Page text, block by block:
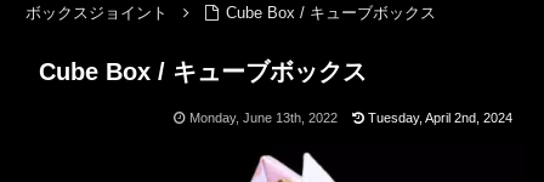
ボックスジョイント
Cube Box / キューブボックス
Cube Box / キューブボックス
Monday, June 13th, 2022 Tuesday, April 2nd, 2024